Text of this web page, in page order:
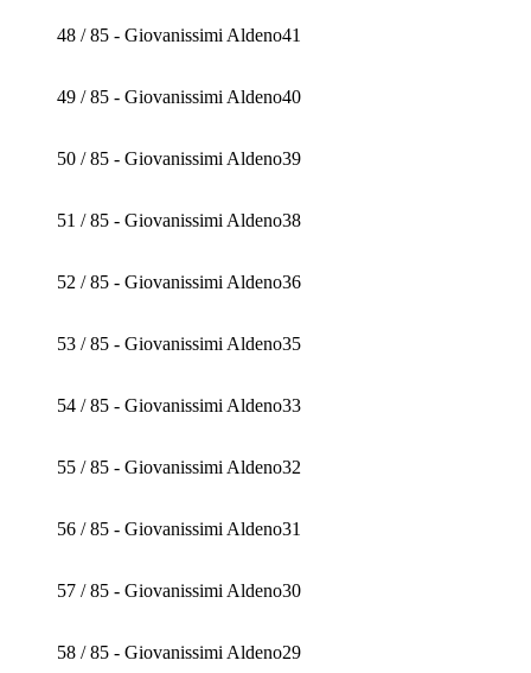
48 / 85 - Giovanissimi Aldeno41
49 / 85 - Giovanissimi Aldeno40
50 / 85 - Giovanissimi Aldeno39
51 / 85 - Giovanissimi Aldeno38
52 / 85 - Giovanissimi Aldeno36
53 / 85 - Giovanissimi Aldeno35
54 / 85 - Giovanissimi Aldeno33
55 / 85 - Giovanissimi Aldeno32
56 / 85 - Giovanissimi Aldeno31
57 / 85 - Giovanissimi Aldeno30
58 / 85 - Giovanissimi Aldeno29